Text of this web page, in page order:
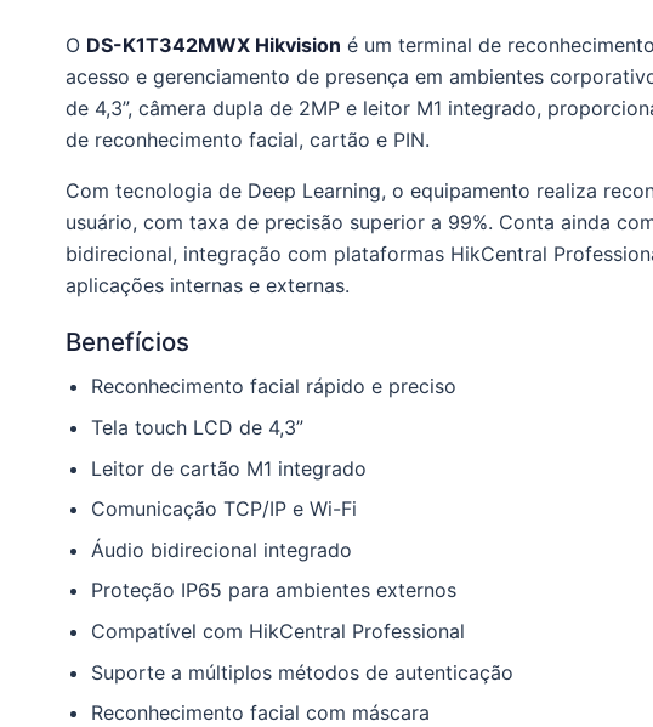
O DS-K1T342MWX Hikvision é um terminal de
acesso e gerenciamento de presença em ambientes
de 4,3”, câmera dupla de 2MP e leitor M1 integrado,
de reconhecimento facial, cartão e PIN.
Com tecnologia de Deep Learning, o equipamento realiza
usuário, com taxa de precisão superior a 99%. Conta ainda
bidirecional, integração com plataformas HikCentral
aplicações internas e externas.
Benefícios
Reconhecimento facial rápido e preciso
Tela touch LCD de 4,3”
Leitor de cartão M1 integrado
Comunicação TCP/IP e Wi-Fi
Áudio bidirecional integrado
Proteção IP65 para ambientes externos
Compatível com HikCentral Professional
Suporte a múltiplos métodos de autenticação
Reconhecimento facial com máscara